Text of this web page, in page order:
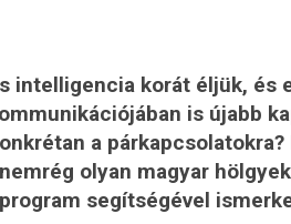
intelligencia korát éljük, és
is újabb
a párkapcsolatokra?
olyan magyar
segítségével